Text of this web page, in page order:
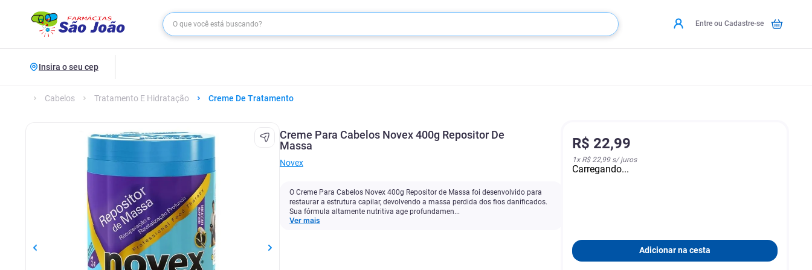
Entre ou Cadastre-se
Insira o seu cep
Cabelos Tratamento E Hidratação Creme De Tratamento
Creme Para Cabelos Novex 400g Repositor De
Massa
Novex
O Creme Para Cabelos Novex 400g Repositor de Massa foi desenvolvido para
restaurar a estrutura capilar, devolvendo a massa perdida dos fios danificados.
Sua fórmula altamente nutritiva age profundamen...
Ver mais
R$ 22,99
1x R$ 22,99s/ juros
Carregando...
Adicionar na cesta